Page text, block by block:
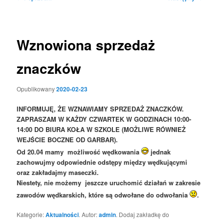
Wznowiona sprzedaż
znaczków
Opublikowany2020-02-23
INFORMUJĘ, ŻE WZNAWIAMY SPRZEDAŻ ZNACZKÓW.
ZAPRASZAM W KAŻDY CZWARTEK W GODZINACH 10:00-
14:00 DO BIURA KOŁA W SZKOLE (MOŻLIWE RÓWNIEŻ
WEJŚCIE BOCZNE OD GARBAR).
Od 20.04 mamy możliwość wędkowania
jednak
zachowujmy odpowiednie odstępy między wędkującymi
oraz zakładajmy maseczki.
Niestety, nie możemy jeszcze uruchomić działań w zakresie
zawodów wędkarskich, które są odwołane do odwołania
.
Kategorie:Aktualności. Autor:admin. Dodaj zakładkę do